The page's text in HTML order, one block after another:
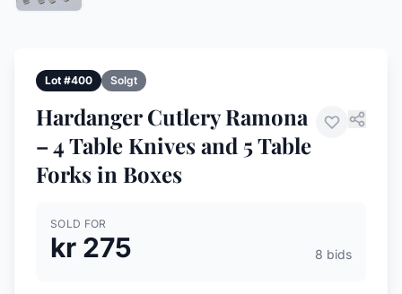
Lot #400 Solgt
Hardanger Cutlery Ramona
– 4 Table Knives and 5 Table
Forks in Boxes
SOLD FOR
kr 275 8 bids